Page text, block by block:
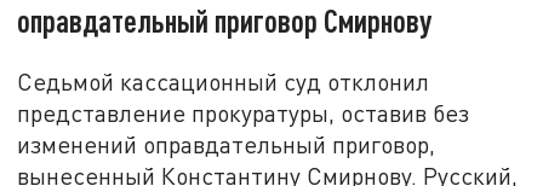
оправдательный приговор Смирнову
Седьмой кассационный суд отклонил
представление прокуратуры, оставив без
изменений оправдательный приговор,
вынесенный Константину Смирнову. Русский,